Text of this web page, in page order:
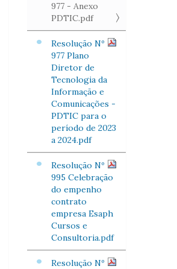
977 - Anexo
PDTIC.pdf
Resolução Nº
977 Plano
Diretor de
Tecnologia da
Informação e
Comunicações -
PDTIC para o
período de 2023
a 2024.pdf
Resolução Nº
995 Celebração
do empenho
contrato
empresa Esaph
Cursos e
Consultoria.pdf
Resolução Nº